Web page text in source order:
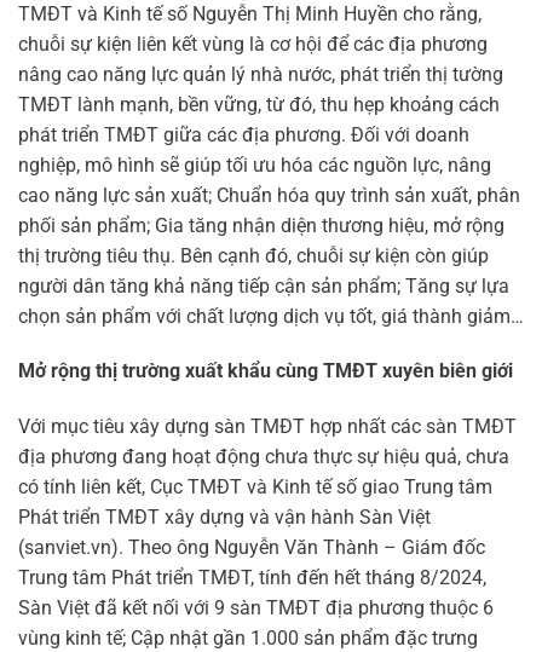
TMĐT và Kinh tế số Nguyễn Thị Minh Huyền cho rằng,
chuỗi sự kiện liên kết vùng là cơ hội để các địa phương
nâng cao năng lực quản lý nhà nước, phát triển thị tường
TMĐT lành mạnh, bền vững, từ đó, thu hẹp khoảng cách
phát triển TMĐT giữa các địa phương. Đối với doanh
nghiệp, mô hình sẽ giúp tối ưu hóa các nguồn lực, nâng
cao năng lực sản xuất; Chuẩn hóa quy trình sản xuất, phân
phối sản phẩm; Gia tăng nhận diện thương hiệu, mở rộng
thị trường tiêu thụ. Bên cạnh đó, chuỗi sự kiện còn giúp
người dân tăng khả năng tiếp cận sản phẩm; Tăng sự lựa
chọn sản phẩm với chất lượng dịch vụ tốt, giá thành giảm…
Mở rộng thị trường xuất khẩu cùng TMĐT xuyên biên giới
Với mục tiêu xây dựng sàn TMĐT hợp nhất các sàn TMĐT
địa phương đang hoạt động chưa thực sự hiệu quả, chưa
có tính liên kết, Cục TMĐT và Kinh tế số giao Trung tâm
Phát triển TMĐT xây dựng và vận hành Sàn Việt
(sanviet.vn). Theo ông Nguyễn Văn Thành – Giám đốc
Trung tâm Phát triển TMĐT, tính đến hết tháng 8/2024,
Sàn Việt đã kết nối với 9 sàn TMĐT địa phương thuộc 6
vùng kinh tế; Cập nhật gần 1.000 sản phẩm đặc trưng